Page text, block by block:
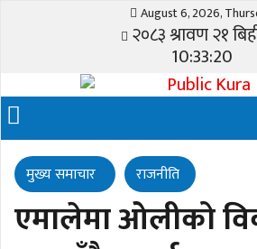
August 6, 2026,
२०८३ श्रावण २१
10:33:21
मुख्य समाचार राजनीति
एमालेमा ओलीको